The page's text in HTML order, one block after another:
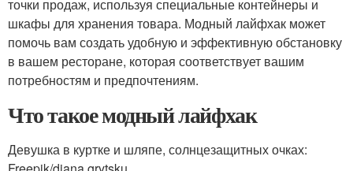
точки продаж, используя специальные контейнеры и
шкафы для хранения товара. Модный лайфхак может
помочь вам создать удобную и эффективную обстановку
в вашем ресторане, которая соответствует вашим
потребностям и предпочтениям.
Что такое модный лайфхак
Девушка в куртке и шляпе, солнцезащитных очках: